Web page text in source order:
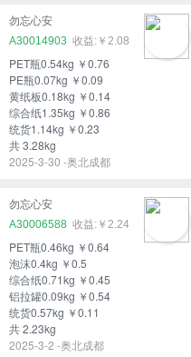
勿忘心安
A30014903
￥2.08
PET瓶0.54kg ￥0.76
PE瓶0.07kg ￥0.09
黄纸板0.18kg ￥0.14
综合纸1.35kg ￥0.86
统货1.14kg ￥0.23
共 3.28kg
2025-3-30 -奥北成都
勿忘心安
A30006588
￥2.24
PET瓶0.46kg ￥0.64
泡沫0.4kg ￥0.5
综合纸0.71kg ￥0.45
铝拉罐0.09kg ￥0.54
统货0.57kg ￥0.11
共 2.23kg
2025-3-2 -奥北成都